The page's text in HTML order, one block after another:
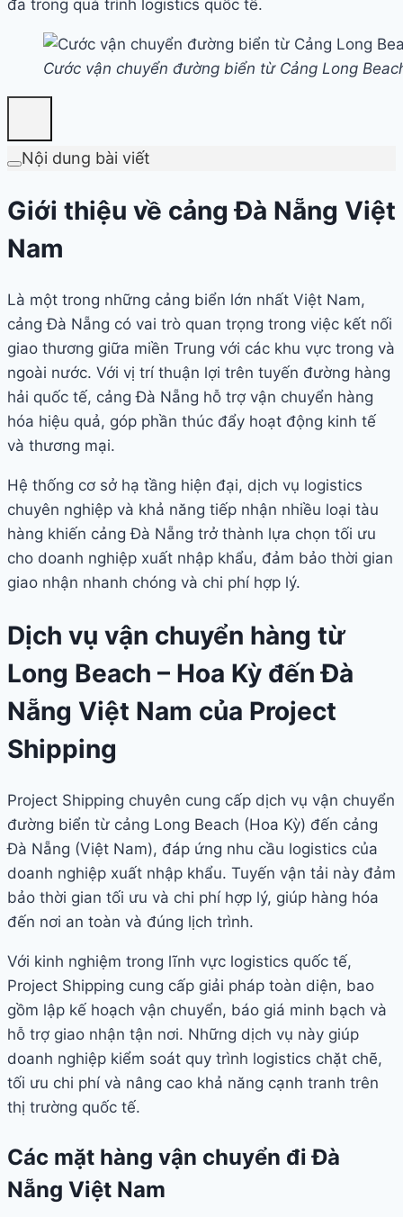
đa trong quá trình logistics quốc tế.
Cước vận chuyển đường biển từ Cảng Long
Nội dung bài viết
Giới thiệu về cảng Đà Nẵng Việt
Nam
Là một trong những cảng biển lớn nhất Việt Nam,
cảng Đà Nẵng có vai trò quan trọng trong việc kết nối
giao thương giữa miền Trung với các khu vực trong và
ngoài nước. Với vị trí thuận lợi trên tuyến đường hàng
hải quốc tế, cảng Đà Nẵng hỗ trợ vận chuyển hàng
hóa hiệu quả, góp phần thúc đẩy hoạt động kinh tế
và thương mại.
Hệ thống cơ sở hạ tầng hiện đại, dịch vụ logistics
chuyên nghiệp và khả năng tiếp nhận nhiều loại tàu
hàng khiến cảng Đà Nẵng trở thành lựa chọn tối ưu
cho doanh nghiệp xuất nhập khẩu, đảm bảo thời gian
giao nhận nhanh chóng và chi phí hợp lý.
Dịch vụ vận chuyển hàng từ
Long Beach – Hoa Kỳ đến Đà
Nẵng Việt Nam của Project
Shipping
Project Shipping chuyên cung cấp dịch vụ vận chuyển
đường biển từ cảng Long Beach (Hoa Kỳ) đến cảng
Đà Nẵng (Việt Nam), đáp ứng nhu cầu logistics của
doanh nghiệp xuất nhập khẩu. Tuyến vận tải này đảm
bảo thời gian tối ưu và chi phí hợp lý, giúp hàng hóa
đến nơi an toàn và đúng lịch trình.
Với kinh nghiệm trong lĩnh vực logistics quốc tế,
Project Shipping cung cấp giải pháp toàn diện, bao
gồm lập kế hoạch vận chuyển, báo giá minh bạch và
hỗ trợ giao nhận tận nơi. Những dịch vụ này giúp
doanh nghiệp kiểm soát quy trình logistics chặt chẽ,
tối ưu chi phí và nâng cao khả năng cạnh tranh trên
thị trường quốc tế.
Các mặt hàng vận chuyển đi Đà
Nẵng Việt Nam